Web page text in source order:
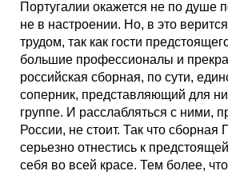
Португалии окажется не по душе
не в настроении. Но, в это
трудом, так как гости
большие профессионалы и
российская сборная, по сути,
соперник, представляющий для
группе. И расслабляться с ними,
России, не стоит. Так что сборная
серьезно отнестись к
себя во всей красе. Тем более,